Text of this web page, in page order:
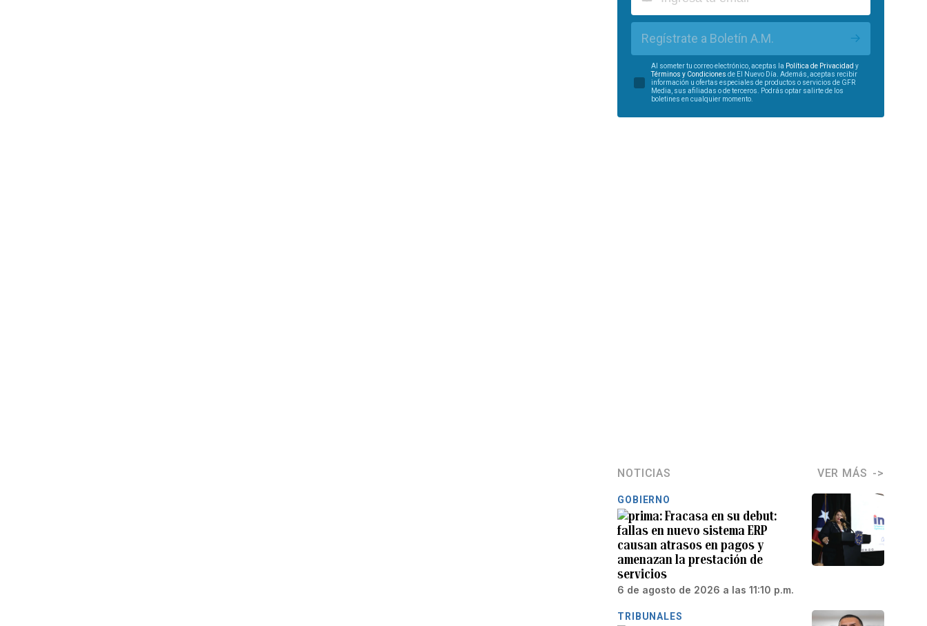
Regístrate a Boletín A.M.
Al someter tu correo electrónico, aceptas la Política de Privacidad y
Términos y Condiciones de El Nuevo Día. Además, aceptas recibir
información u ofertas especiales de productos o servicios de GFR
Media, sus afiliadas o de terceros. Podrás optar salirte de los
boletines en cualquier momento.
NOTICIAS VER MÁS
GOBIERNO
Fracasa en su debut:
fallas en nuevo sistema ERP
causan atrasos en pagos y
amenazan la prestación de
servicios
6 de agosto de 2026 a las 11:10 p.m.
TRIBUNALES